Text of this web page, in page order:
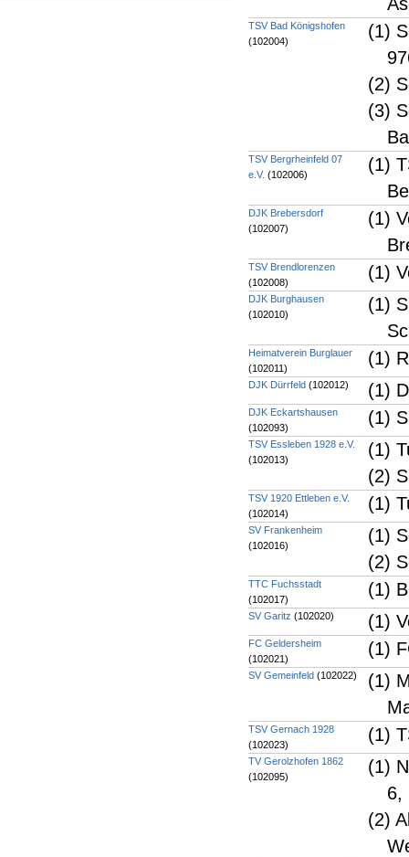
TSV Bad Königshofen
(102004)
(1)
(2)
(3)
TSV Bergrheinfeld 07
e.V. (102006)
(1)
DJK Brebersdorf
(102007)
(1)
TSV Brendlorenzen
(102008)
(1)
DJK Burghausen
(102010)
(1)
Heimatverein Burglauer
(102011)
(1)
DJK Dürrfeld (102012) (1)
DJK Eckartshausen
(102093)
(1)
TSV Essleben 1928 e.V.
(102013)
(1)
(2)
TSV 1920 Ettleben e.V.
(102014)
(1)
SV Frankenheim
(102016)
(1)
(2)
TTC Fuchsstadt
(102017)
(1)
SV Garitz (102020) (1)
FC Geldersheim
(102021)
(1)
SV Gemeinfeld (102022)
(1)
TSV Gernach 1928
(102023)
(1)
TV Gerolzhofen 1862
(102095)
(1)
6,
(2)